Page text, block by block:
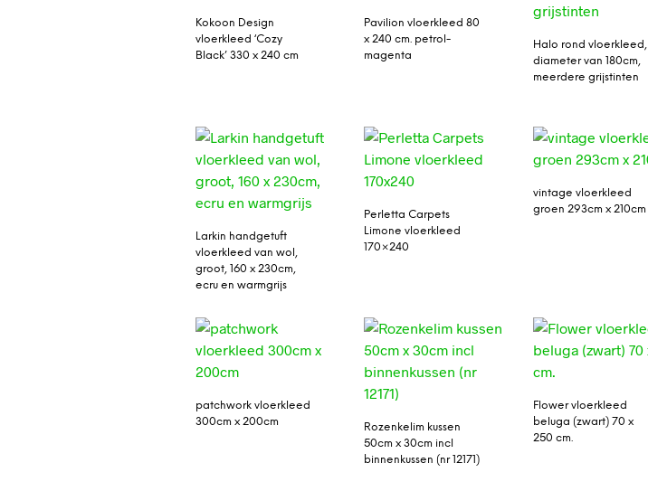
Kokoon Design
vloerkleed ‘Cozy
Black’ 330 x 240 cm
Pavilion vloerkleed 80
x 240 cm. petrol-
magenta
Halo rond vloerkleed,
diameter van 180cm,
meerdere grijstinten
Larkin handgetuft
vloerkleed van wol,
groot, 160 x 230cm,
ecru en warmgrijs
Perletta Carpets
Limone vloerkleed
170×240
vintage vloerkleed
groen 293cm x 210cm
patchwork vloerkleed
300cm x 200cm
Rozenkelim kussen
50cm x 30cm incl
binnenkussen (nr 12171)
Flower vloerkleed
beluga (zwart) 70 x
250 cm.